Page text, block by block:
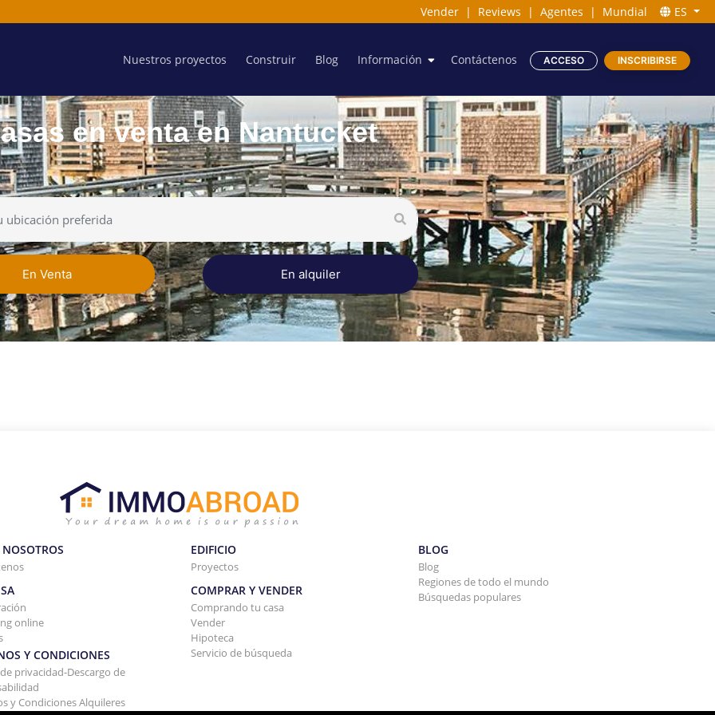
Vender | Reviews | Agentes | Mundial ES
Nuestros proyectos Construir Blog Información Contáctenos ACCESO INSCRIBIRSE
en venta en Nantucket
En Venta En alquiler
online
Y CONDICIONES
privacidad-Descargo de
y Condiciones Alquileres
EDIFICIO
Proyectos
COMPRAR Y VENDER
Comprando tu casa
Vender
Hipoteca
Servicio de búsqueda
BLOG
Blog
Regiones de todo el mundo
Búsquedas populares